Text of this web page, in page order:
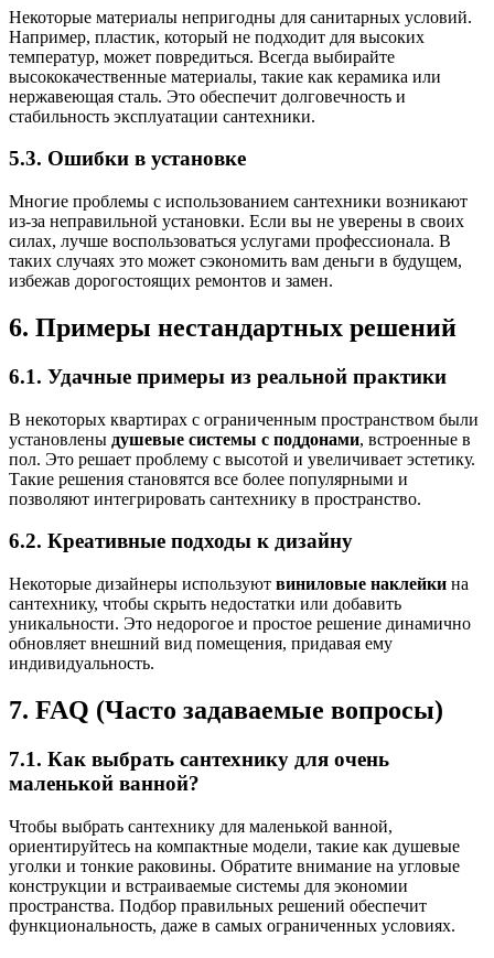
Некоторые материалы непригодны для санитарных условий.
Например, пластик, который не подходит для высоких
температур, может повредиться. Всегда выбирайте
высококачественные материалы, такие как керамика или
нержавеющая сталь. Это обеспечит долговечность и
стабильность эксплуатации сантехники.
5.3. Ошибки в установке
Многие проблемы с использованием сантехники возникают
из-за неправильной установки. Если вы не уверены в своих
силах, лучше воспользоваться услугами профессионала. В
таких случаях это может сэкономить вам деньги в будущем,
избежав дорогостоящих ремонтов и замен.
6. Примеры нестандартных решений
6.1. Удачные примеры из реальной практики
В некоторых квартирах с ограниченным пространством были
установлены душевые системы с поддонами, встроенные в
пол. Это решает проблему с высотой и увеличивает эстетику.
Такие решения становятся все более популярными и
позволяют интегрировать сантехнику в пространство.
6.2. Креативные подходы к дизайну
Некоторые дизайнеры используют виниловые наклейки на
сантехнику, чтобы скрыть недостатки или добавить
уникальности. Это недорогое и простое решение динамично
обновляет внешний вид помещения, придавая ему
индивидуальность.
7. FAQ (Часто задаваемые вопросы)
7.1. Как выбрать сантехнику для очень
маленькой ванной?
Чтобы выбрать сантехнику для маленькой ванной,
ориентируйтесь на компактные модели, такие как душевые
уголки и тонкие раковины. Обратите внимание на угловые
конструкции и встраиваемые системы для экономии
пространства. Подбор правильных решений обеспечит
функциональность, даже в самых ограниченных условиях.